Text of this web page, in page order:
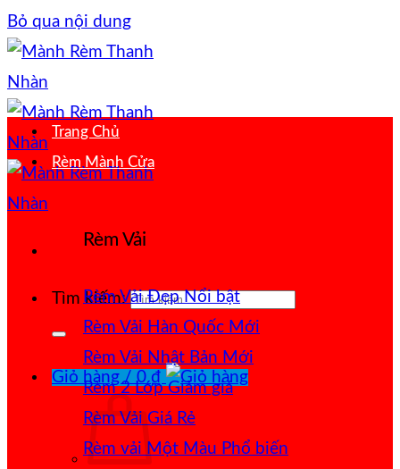
Bỏ qua nội dung
Tìm kiếm:
Giỏ hàng /0₫
Trang Chủ
Rèm Mành Cửa
Rèm Vải
Rèm Vải Đẹp
Rèm Vải Hàn Quốc
Rèm Vải Nhật Bản
Rèm 2 Lớp
Rèm Vải Giá Rẻ
Rèm vải Một Màu